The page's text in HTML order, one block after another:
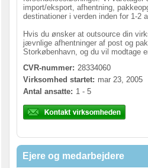
import/eksport, afhentning,
destinationer i verden inden for 1-2
Hvis du ønsker at outsource din
jævnlige afhentninger af post og
Storkøbenhavn, og du vil modtage
CVR-nummer: 28334060
Virksomhed startet: mar 23, 2005
Antal ansatte: 1 - 5
Ejere og medarbejdere